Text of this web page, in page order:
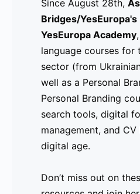
Since August 28th,
Bridges/YesEuropa's
YesEuropa Academy
language courses for
sector (from
well as a Personal
Personal Branding
search tools, digital
management, and
digital age.
Don’t miss out on
idioma dentro de los
sectores laborales en
República Checa.
A través de una serie
Moocs y ofertas,
una mano amiga a
comunidades y
empleo, a la
nuevo comienzo libre